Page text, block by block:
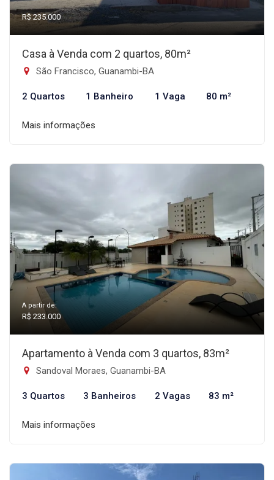
R$ 235.000
Casa à Venda com 2 quartos, 80m²
São Francisco, Guanambi-BA
2 Quartos 1 Banheiro 1 Vaga 80 m²
Mais informações
A partir de:
R$ 233.000
Apartamento à Venda com 3 quartos, 83m²
Sandoval Moraes, Guanambi-BA
3 Quartos 3 Banheiros 2 Vagas 83 m²
Mais informações